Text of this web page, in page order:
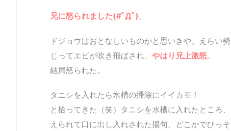
兄に怒られました(#ﾟДﾟ) 。
ドジョウはおとなしいものかと思いきや、えらい
じってエビが吹き飛ばされ、 やはり兄上激怒。
結局怒られた。
タニシを入れたら水槽の掃除にイイカモ！
と拾ってきた（笑）タニシを水槽に入れたところ
えられて口に出し入れされた揚句、どこかでひっ